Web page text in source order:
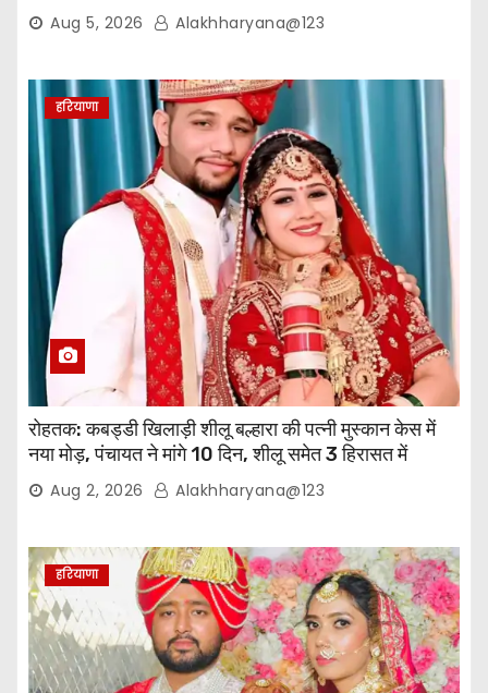
Aug 5, 2026 Alakhharyana@123
हरियाणा
रोहतक: कबड्डी खिलाड़ी शीलू बल्हारा की पत्नी मुस्कान केस में
नया मोड़, पंचायत ने मांगे 10 दिन, शीलू समेत 3 हिरासत में
Aug 2, 2026 Alakhharyana@123
हरियाणा